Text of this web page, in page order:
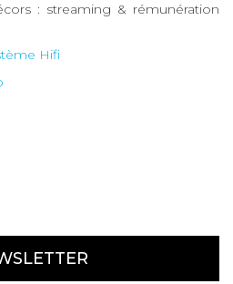
: streaming & rémunération
Hifi